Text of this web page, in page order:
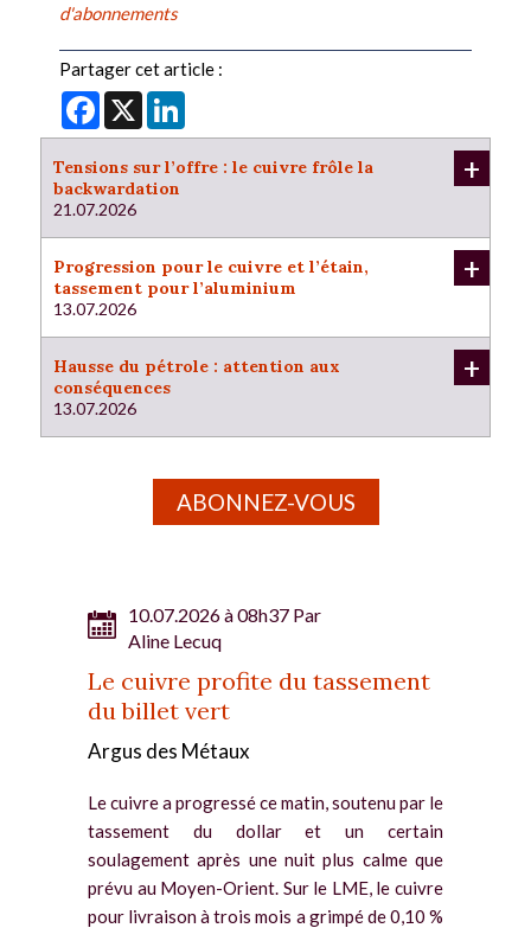
d'abonnements
Partager cet article :
Facebook
X
Tensions sur l’offre : le cuivre frôle la
backwardation
21.07.2026
+
Progression pour le cuivre et l’étain,
tassement pour l’aluminium
13.07.2026
+
Hausse du pétrole : attention aux
conséquences
13.07.2026
+
ABONNEZ-VOUS
10.07.2026 à 08h37 Par
Aline Lecuq
Le cuivre profite du tassement
du billet vert
Argus des Métaux
Le cuivre a progressé ce matin, soutenu par le
tassement du dollar et un certain
soulagement après une nuit plus calme que
prévu au Moyen-Orient. Sur le LME, le cuivre
pour livraison à trois mois a grimpé de 0,10 %